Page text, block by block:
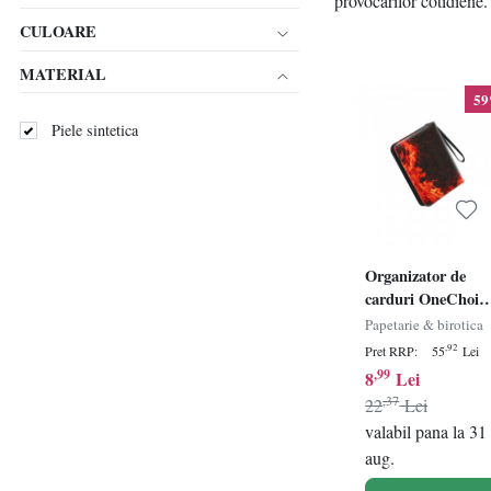
CULOARE
MATERIAL
Piele sintetica
Organizator de
carduri OneChois,
piele sintetica,
negru/rosu, 50 de
pagini, 18 x 24 x 4
cm
Papetarie & birotica
Pret RRP: 55,92 Lei
8,99 Lei
22,37 Lei
valabil pana la 31
aug.